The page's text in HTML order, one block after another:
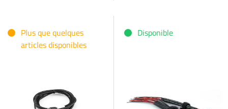
Plus que quelques
articles disponibles
Disponible